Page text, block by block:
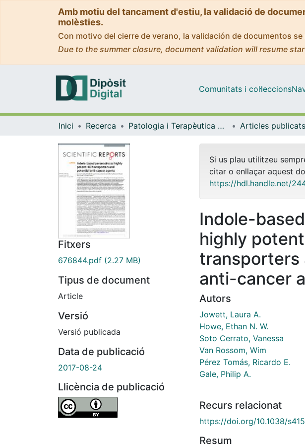
Amb motiu del tancament d'estiu, la validació de
molèsties.
Con motivo del cierre de verano, la validación de documentos
Due to the summer closure, document validation will resume
Comunitats i col·leccions
Inici Recerca Patologia i Terapèutica Experimental
Fitxers
676844.pdf (2.27 MB)
Tipus de document
Article
Versió
Versió publicada
Data de publicació
2017-08-24
Llicència de publicació
Si us plau utilitzeu
citar o enllaçar aquest
https://hdl.handle.net/
Indole-
highly
transporters
anti-cancer
Autors
Jowett, Laura A.
Howe, Ethan N. W.
Soto Cerrato, Vanessa
Van Rossom, Wim
Pérez Tomás, Ricardo E.
Gale, Philip A.
Recurs relacionat
https://doi.org/10.1038/
Resum